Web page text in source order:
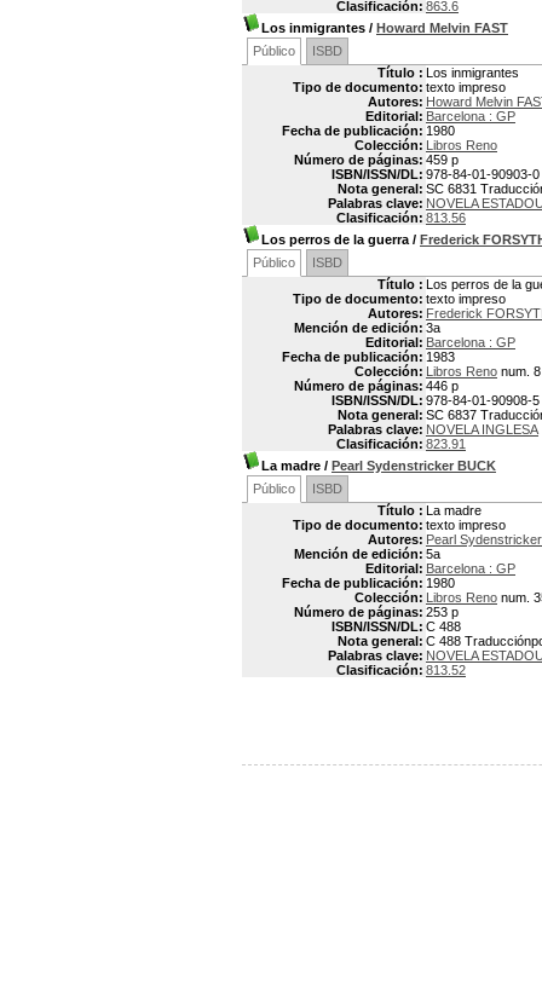
Clasificación: 863.6
Los inmigrantes / Howard Melvin FAST
Público
ISBD
Título : Los inmigrantes
Tipo de documento: texto impreso
Autores: Howard Melvin
Editorial: Barcelona : GP
Fecha de publicación: 1980
Colección: Libros Reno
Número de páginas: 459 p
ISBN/ISSN/DL: 978-84-01-90903-0
Nota general: SC 6831
Palabras clave: NOVELA
Clasificación: 813.56
Los perros de la guerra / Frederick
Público
ISBD
Título : Los perros de la
Tipo de documento: texto impreso
Autores: Frederick
Mención de edición: 3a
Editorial: Barcelona : GP
Fecha de publicación: 1983
Colección: Libros Reno num. 8
Número de páginas: 446 p
ISBN/ISSN/DL: 978-84-01-90908-5
Nota general: SC 6837
Palabras clave: NOVELA INGLESA
Clasificación: 823.91
La madre / Pearl Sydenstricker BUCK
Público
ISBD
Título : La madre
Tipo de documento: texto impreso
Autores: Pearl
Mención de edición: 5a
Editorial: Barcelona : GP
Fecha de publicación: 1980
Colección: Libros Reno num.
Número de páginas: 253 p
ISBN/ISSN/DL: C 488
Nota general: C 488
Palabras clave: NOVELA
Clasificación: 813.52